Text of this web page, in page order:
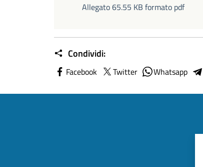
Allegato 65.55 KB formato pdf
Condividi:
Facebook Twitter Whatsapp